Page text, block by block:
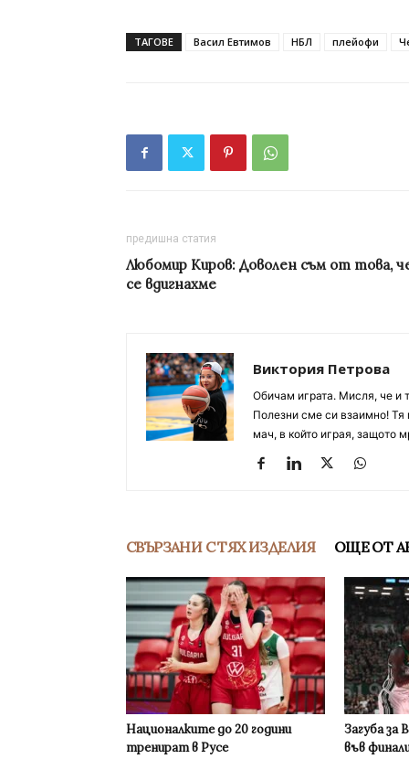
ТАГОВЕ Васил Евтимов НБЛ плейофи
предишна статия
Любомир Киров: Доволен съм от това,
се вдигнахме
Виктория Петрова
Обичам играта. Мисля, че и
Полезни сме си взаимно! Тя
мач, в който играя, защото
СВЪРЗАНИ С ТЯХ ИЗДЕЛИЯ ОЩЕ ОТ
Националките до 20 години
тренират в Русе
Загуба за
във